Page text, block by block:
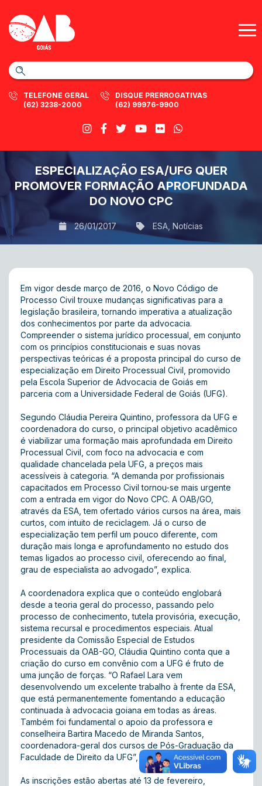
TELEFONE GERAL
(62) 3238-2000
DISQUE PRERROGATIVAS
(62) 99976-9900
ESPECIALIZAÇÃO ESA/UFG QUER
PROMOVER FORMAÇÃO APROFUNDADA
DO NOVO CPC
26/01/2017 ESA Notícias
Em vigor desde março de 2016, o Novo Código de
Processo Civil trouxe mudanças significativas para a
legislação brasileira, tornando imperativa a atualização
dos conhecimentos por parte da advocacia.
Compreender o sistema jurídico processual, em conjunto
com os princípios constitucionais e suas novas
perspectivas teóricas é a proposta principal do curso de
especialização em Direito Processual Civil, promovido
pela Escola Superior de Advocacia de Goiás em
parceria com a Universidade Federal de Goiás (UFG).
Segundo Cláudia Pereira Quintino, professora da UFG e
coordenadora do curso, o principal objetivo acadêmico
é viabilizar uma formação mais aprofundada em Direito
Processual Civil, com foco na advocacia e com
qualidade chancelada pela UFG, a preços mais
acessíveis à categoria. “A demanda por profissionais
capacitados em Processo Civil tornou-se mais urgente
com a entrada em vigor do Novo CPC. A OAB/GO,
através da ESA, tem ofertado vários cursos na área, mais
curtos, com intuito de reciclagem. Já o curso de
especialização tem perfil um pouco diferente, com
duração mais longa e aprofundamento no estudo dos
temas ligados ao processo civil, oferecendo ao final,
grau de especialista ao advogado”, explica.
A coordenadora explica que o conteúdo englobará
desde a teoria geral do processo, passando pelo
processo de conhecimento, tutela provisória, execução,
sistema recursal e procedimentos especiais. Atual
presidente da Comissão Especial de Estudos
Processuais da OAB-GO, Cláudia Quintino conta que a
criação do curso em convênio com a UFG é fruto de
uma junção de forças. “O Rafael Lara vem
desenvolvendo um excelente trabalho à frente da ESA,
que está permanentemente fomentando a educação
continuada à advocacia goiana em todas as áreas.
Também foi fundamental o apoio da professora e
conselheira Bartira Macedo de Miranda Santos,
coordenadora-geral dos cursos de Pós-Graduação da
Faculdade de Direito da UFG”, afirma.
As inscrições estão abertas até 13 de fevereiro,